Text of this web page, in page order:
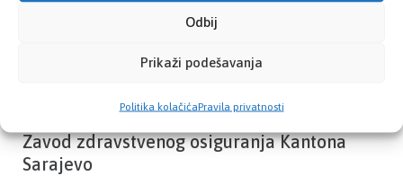
Odbij
Prikaži podešavanja
Politika kolačićaPravila privatnosti
Zavod zdravstvenog osiguranja Kantona
Sarajevo